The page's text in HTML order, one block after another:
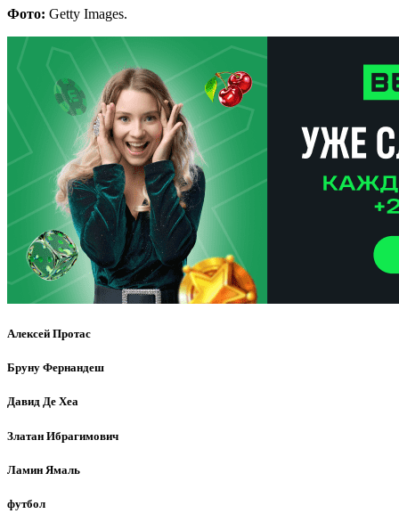
Фото: Getty Images.
Алексей Протас
Бруну Фернандеш
Давид Де Хеа
Златан Ибрагимович
Ламин Ямаль
футбол